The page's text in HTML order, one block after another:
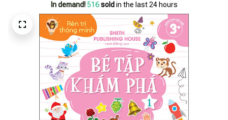
In demand! 516 sold in the last 24 hours